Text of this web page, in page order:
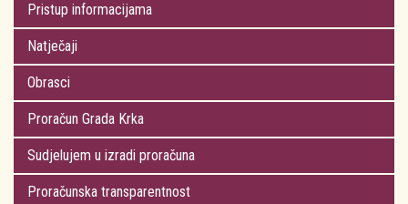
Pristup informacijama
Natječaji
Obrasci
Proračun Grada Krka
Sudjelujem u izradi proračuna
Proračunska transparentnost